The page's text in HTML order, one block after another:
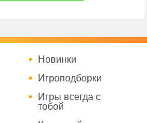
Новинки
Игроподборки
Игры всегда с
тобой